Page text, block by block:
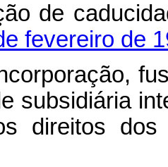
de
fevereiro de
subsidiária
direitos